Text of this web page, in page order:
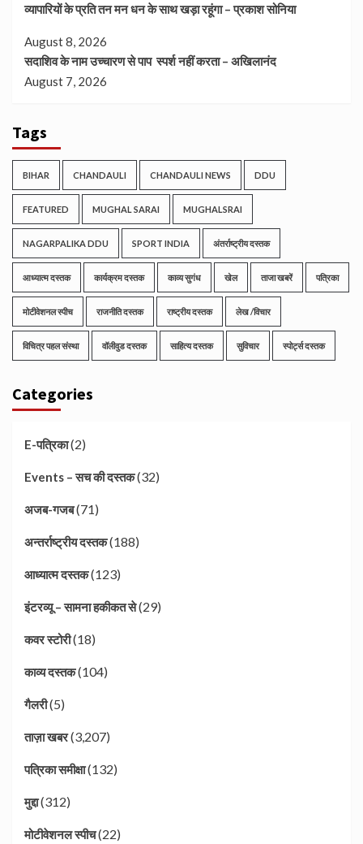
व्यापारियों के प्रति तन मन धन के साथ खड़ा रहूंगा – प्रकाश सोनिया
August 8, 2026
सदाशिव के नाम उच्चारण से पाप स्पर्श नहीं करता – अखिलानंद
August 7, 2026
Tags
BIHAR CHANDAULI CHANDAULI NEWS DDU
FEATURED MUGHAL SARAI MUGHALSRAI
NAGARPALIKA DDU SPORT INDIA अंतर्राष्ट्रीय दस्तक
आध्यात्म दस्तक कार्यक्रम दस्तक काव्य सुगंध खेल ताजा खबरें पत्रिका
मोटीवेशनल स्पीच राजनीति दस्तक राष्ट्रीय दस्तक लेख /विचार
विचित्र पहल संस्था वॉलीवुड दस्तक साहित्य दस्तक सुविचार स्पोर्ट्स दस्तक
Categories
E-पत्रिका(2)
Events – सच की दस्तक(32)
अजब-गजब(71)
अन्तर्राष्ट्रीय दस्तक(188)
आध्यात्म दस्तक(123)
इंटरव्यू – सामना हकीकत से(29)
कवर स्टोरी(18)
काव्य दस्तक(104)
गैलरी(5)
ताज़ा खबर(3,207)
पत्रिका समीक्षा(132)
मुद्दा(312)
मोटीवेशनल स्पीच(22)